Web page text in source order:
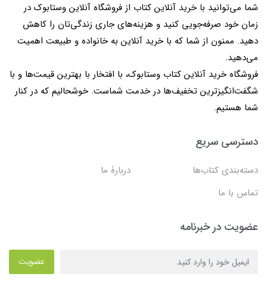
شما می‌توانید با خرید آنلاین کتاب از فروشگاه آنلاین وستابوک در
زمان خود صرفه‌جویی کنید و هزینه‌های جاری زندگی‌تان را کاهش
دهید. ممنون از شما که با خرید آنلاین به خانواده و طبیعت اهمیت
می‌دهید.
فروشگاه خرید آنلاین کتاب وستابوک، با افتخار با بهترین قیمت‌ها و با
شگفت‌انگیزترین تخفیف‌ها در خدمت شماست. خوشحالیم که در کنار
شما هستیم.
دسترسی سریع
دسته‌بندی کتاب‌ها
دربارۀ ما
تماس با ما
عضویت در خبرنامه
عضویت